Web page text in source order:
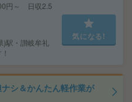
円～ 日収2.5
)駅・讃岐牟礼
気になる!
シ＆かんたん軽作業が